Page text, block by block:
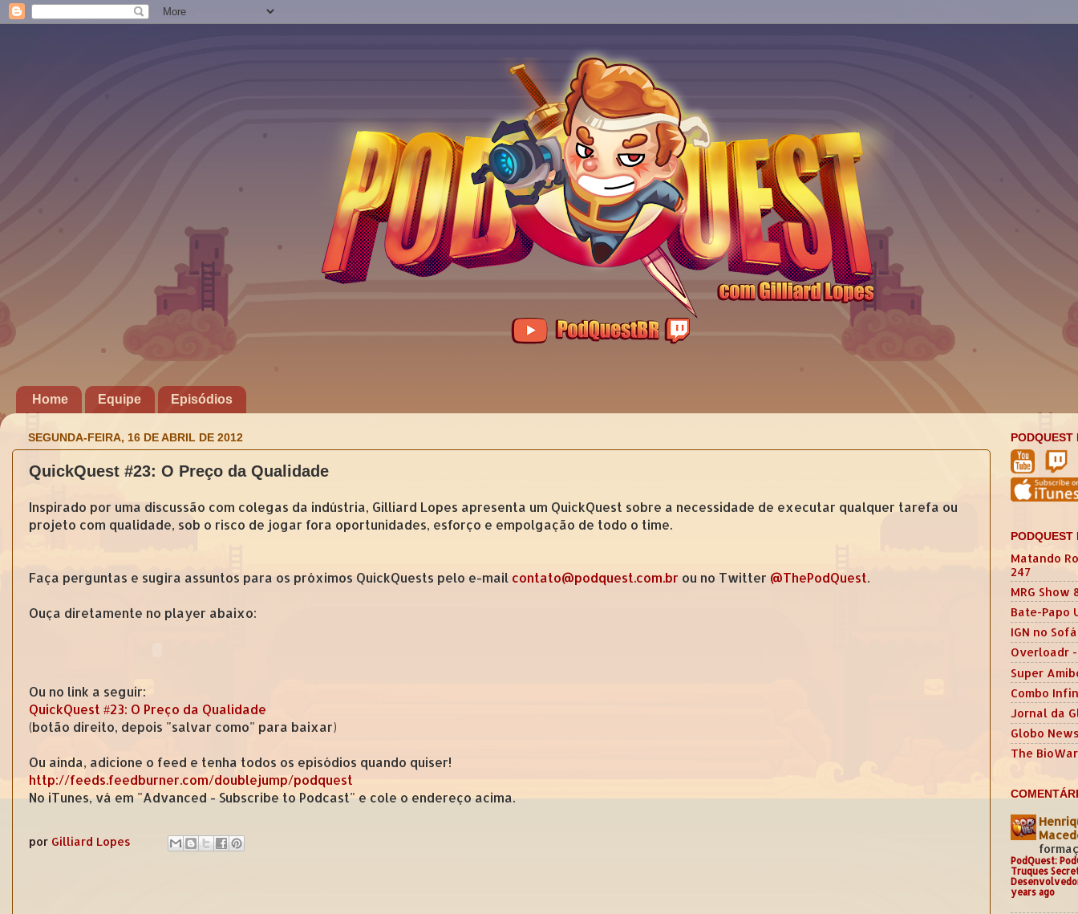
Home Equipe Episódios
SEGUNDA-FEIRA, 16 DE ABRIL DE 2012
QuickQuest #23: O Preço da Qualidade
Inspirado por uma discussão com colegas da indústria, Gilliard Lopes apresenta um QuickQuest sobre a necessidade de executar qualquer tarefa ou
projeto com qualidade, sob o risco de jogar fora oportunidades, esforço e empolgação de todo o time.
Faça perguntas e sugira assuntos para os próximos QuickQuests pelo e-mail contato@podquest.com.br ou no Twitter @ThePodQuest.
Ouça diretamente no player abaixo:
Ou no link a seguir:
QuickQuest #23: O Preço da Qualidade
(botão direito, depois "salvar como" para baixar)
Ou ainda, adicione o feed e tenha todos os episódios quando quiser!
http://feeds.feedburner.com/doublejump/podquest
No iTunes, vá em "Advanced - Subscribe to Podcast" e cole o endereço acima.
por Gilliard Lopes
PODQUEST
PODQUEST
Matando
247
MRG Show
Bate-Papo
IGN no Sofá
Overloadr
Super
Combo
Jornal da
Globo
The
PodQuest:
Truques
years ago